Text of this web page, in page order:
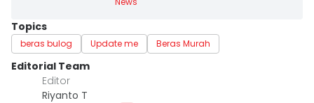
Topics
beras bulog Update me Beras Murah
Editorial Team
Editor
Riyanto T